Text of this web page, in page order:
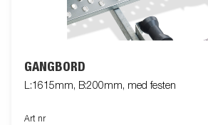
GANGBORD
L:1615mm, B:200mm, med festen
Art nr